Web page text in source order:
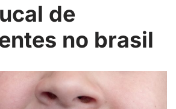
de
no brasil